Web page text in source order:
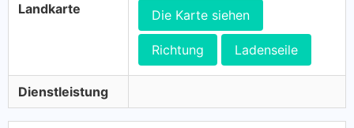
Landkarte Die Karte siehen
Richtung Ladenseile
Dienstleistung